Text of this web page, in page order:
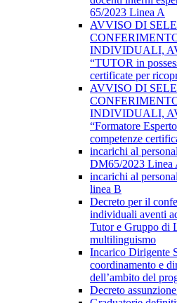
65/2023 Linea A
AVVISO DI
INDIVIDUALI,
“TUTOR in
certificate per
AVVISO DI
INDIVIDUALI,
“Formatore
competenze
incarichi al
DM65/2023 Linea
incarichi al
linea B
Decreto per il
individuali aventi
Tutor e Gruppo di
multilinguismo
Incarico Dirigente
coordinamento e
dell’ambito del
Decreto